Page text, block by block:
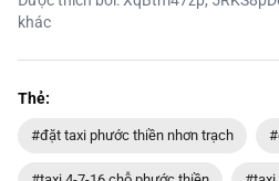
khác
Thẻ:
#đặt taxi phước thiền nhơn trạch